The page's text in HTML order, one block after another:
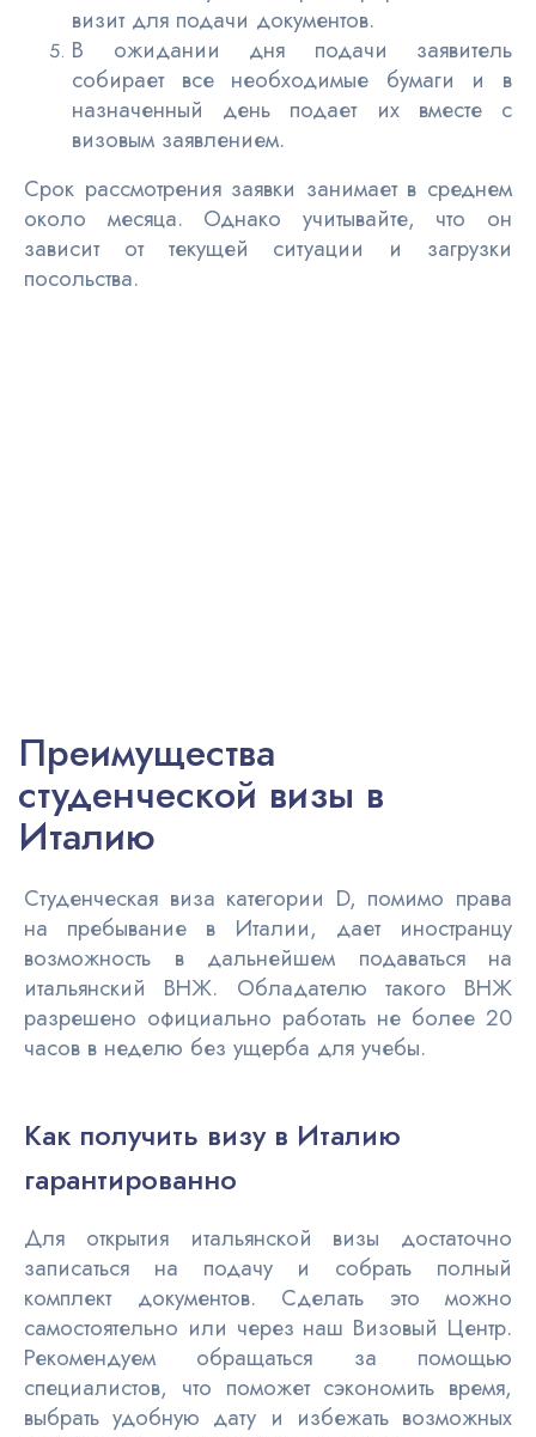
визит для подачи документов.
В ожидании дня подачи заявитель
собирает все необходимые бумаги и в
назначенный день подает их вместе с
визовым заявлением.
Срок рассмотрения заявки занимает в среднем
около месяца. Однако учитывайте, что он
зависит от текущей ситуации и загрузки
посольства.
Преимущества
студенческой визы в
Италию
Студенческая виза категории D, помимо права
на пребывание в Италии, дает иностранцу
возможность в дальнейшем подаваться на
итальянский ВНЖ. Обладателю такого ВНЖ
разрешено официально работать не более 20
часов в неделю без ущерба для учебы.
Как получить визу в Италию
гарантированно
Для открытия итальянской визы достаточно
записаться на подачу и собрать полный
комплект документов. Сделать это можно
самостоятельно или через наш Визовый Центр.
Рекомендуем обращаться за помощью
специалистов, что поможет сэкономить время,
выбрать удобную дату и избежать возможных